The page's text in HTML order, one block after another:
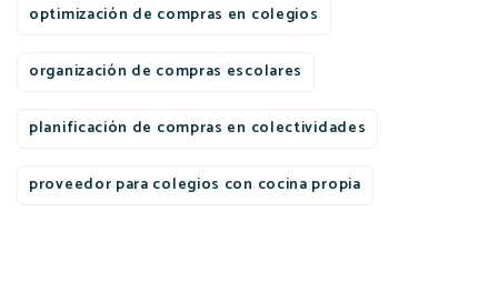
optimización de compras en colegios
organización de compras escolares
planificación de compras en colectividades
proveedor para colegios con cocina propia